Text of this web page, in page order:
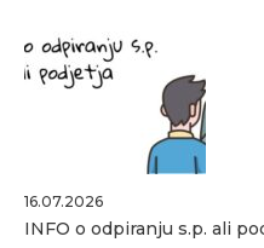
16.07.2026
INFO o odpiranju s.p. ali